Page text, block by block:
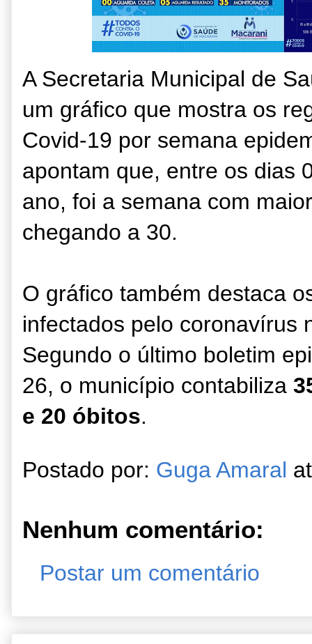
A Secretaria Municipal de
um gráfico que mostra os
Covid-19 por semana
apontam que, entre os dias
ano, foi a semana com
chegando a 30.
O gráfico também destaca
infectados pelo coronavírus
Segundo o último boletim
26, o município contabiliza
e 20 óbitos.
Postado por: Guga Amaral
Nenhum comentário:
Postar um comentário